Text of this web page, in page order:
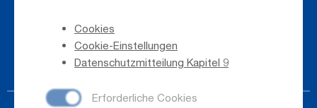
Cookies
Cookie-Einstellungen
Datenschutzmitteilung Kapitel 9
Telefonverzeichnis
Newsletter-Anmeldung